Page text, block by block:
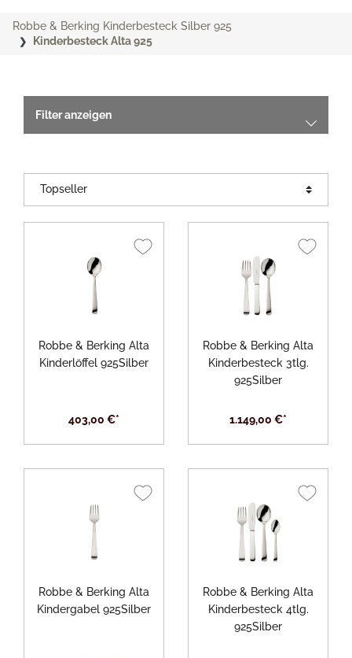
Robbe & Berking Kinderbesteck Silber 925
Kinderbesteck Alta 925
Filter anzeigen
Robbe & Berking Alta
Kinderlöffel 925Silber
403,00 €*
Robbe & Berking Alta
Kinderbesteck 3tlg.
925Silber
1.149,00 €*
Robbe & Berking Alta
Kindergabel 925Silber
Robbe & Berking Alta
Kinderbesteck 4tlg.
925Silber